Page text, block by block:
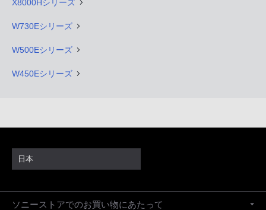
X8000Hシリーズ
W730Eシリーズ
W500Eシリーズ
W450Eシリーズ
日本
ソニーストアでのお買い物にあたって